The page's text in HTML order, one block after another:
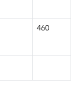
460